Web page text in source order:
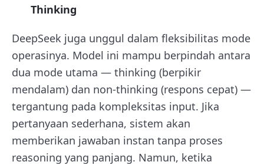
Thinking
DeepSeek juga unggul dalam fleksibilitas mode
operasinya. Model ini mampu berpindah antara
dua mode utama — thinking (berpikir
mendalam) dan non-thinking (respons cepat) —
tergantung pada kompleksitas input. Jika
pertanyaan sederhana, sistem akan
memberikan jawaban instan tanpa proses
reasoning yang panjang. Namun, ketika